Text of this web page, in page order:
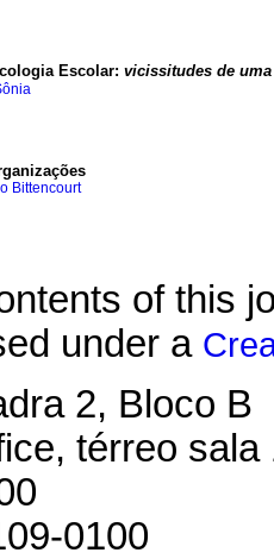
Escolar: vicissitudes de
Bittencourt
of this
under a
2, Bloco B
térreo sala
0100